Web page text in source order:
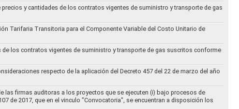
y cantidades de los contratos vigentes de suministro y transporte de gas
Tarifaria Transitoria para el Componente Variable del Costo Unitario de
los contratos vigentes de suministro y transporte de gas suscritos conforme
respecto de la aplicación del Decreto 457 del 22 de marzo del año
las firmas auditoras a los proyectos que se ejecuten (i) bajo procesos de
de 2017, que en el vinculo "Convocatoria", se encuentran a disposición los